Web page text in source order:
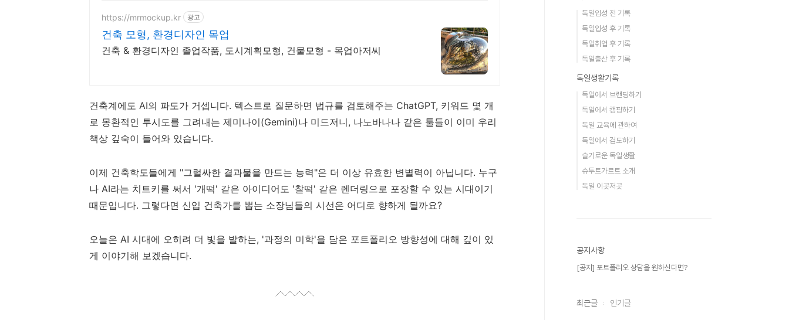
https://mrmockup.kr 광고
건축 모형, 환경디자인 목업
건축 & 환경디자인 졸업작품, 도시계획모형, 건물모형 - 목업아저씨
건축계에도 AI의 파도가 거셉니다. 텍스트로 질문하면 법규를 검토해주는 ChatGPT, 키워드 몇 개
로 몽환적인 투시도를 그려내는 제미나이(Gemini)나 미드저니, 나노바나나 같은 툴들이 이미 우리
책상 깊숙이 들어와 있습니다.
이제 건축학도들에게 "그럴싸한 결과물을 만드는 능력"은 더 이상 유효한 변별력이 아닙니다. 누구
나 AI라는 치트키를 써서 '개떡' 같은 아이디어도 '찰떡' 같은 렌더링으로 포장할 수 있는 시대이기
때문입니다. 그렇다면 신입 건축가를 뽑는 소장님들의 시선은 어디로 향하게 될까요?
오늘은 AI 시대에 오히려 더 빛을 발하는, '과정의 미학'을 담은 포트폴리오 방향성에 대해 깊이 있
게 이야기해 보겠습니다.
독일입성 전 기록
독일입성 후 기록
독일취업 후 기록
독일출산 후 기록
독일생활기록
독일에서 브랜딩하기
독일에서 캠핑하기
독일 교육에 관하여
독일에서 검도하기
슬기로운 독일생활
슈투트가르트 소개
독일 이곳저곳
공지사항
[공지] 포트폴리오 상담을 원하신다면?
최근글 인기글